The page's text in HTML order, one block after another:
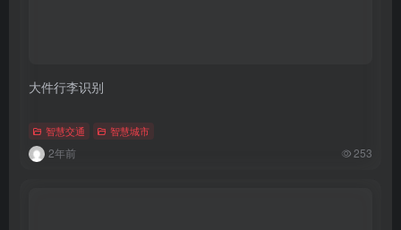
大件行李识别
智慧交通 智慧城市
2年前 253